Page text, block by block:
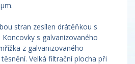
stran zesílen drátěňkou s
s galvanizovaného
z galvanizovaného
Velká filtrační plocha při